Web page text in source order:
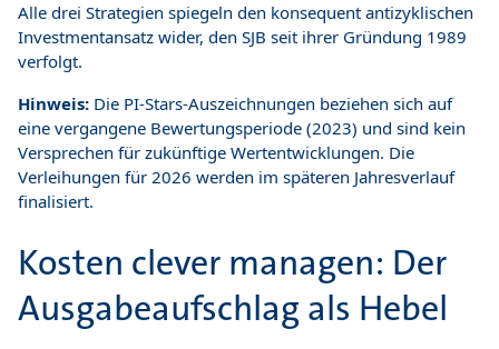
Alle drei Strategien spiegeln den konsequent antizyklischen
Investmentansatz wider, den SJB seit ihrer Gründung 1989
verfolgt.
Hinweis: Die PI-Stars-Auszeichnungen beziehen sich auf
eine vergangene Bewertungsperiode (2023) und sind kein
Versprechen für zukünftige Wertentwicklungen. Die
Verleihungen für 2026 werden im späteren Jahresverlauf
finalisiert.
Kosten clever managen: Der
Ausgabeaufschlag als Hebel